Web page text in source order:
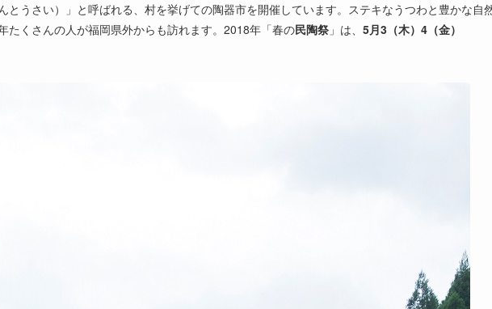
んとうさい）」と呼ばれる、村を挙げての陶器市を開催しています。ステキなうつわと豊かな自
たくさんの人が福岡県外からも訪れます。2018年「春の民陶祭 」は、 5月3（木）4（金）